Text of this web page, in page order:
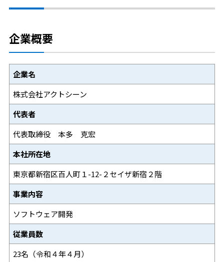
企業概要
企業名
株式会社アクトシーン
代表者
代表取締役 本多 克宏
本社所在地
東京都新宿区百人町１-12-２セイザ新宿２階
事業内容
ソフトウェア開発
従業員数
23名（令和４年４月）